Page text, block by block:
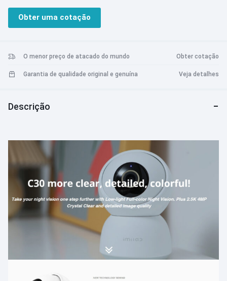
Alerta de ausência
Comunicação de áudio em tempo real
Armazenamento em nuvem e armazenamento local em cartão
Compressão de vídeo H.265/H.264
Obter uma cotação
O menor preço de atacado do mundo Obter cotação
Garantia de qualidade original e genuína Veja detalhes
Descrição